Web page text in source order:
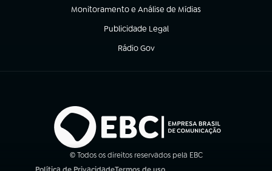
Monitoramento e Análise de Mídias
(abre em nova aba)
Publicidade Legal
(abre em nova aba)
Rádio Gov
(abre em nova aba)
© Todos os direitos reservados pela EBC